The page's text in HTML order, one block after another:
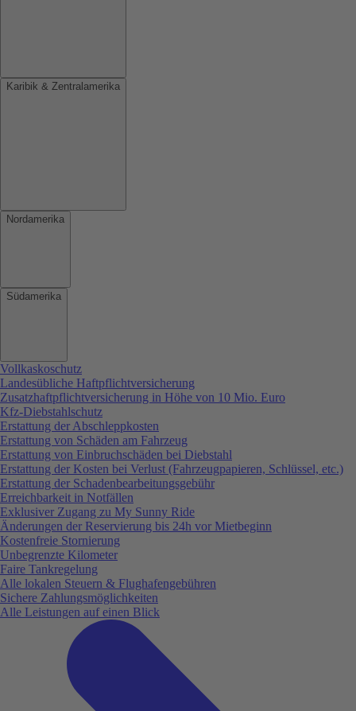
Karibik & Zentralamerika
Nordamerika
Südamerika
Vollkaskoschutz
Landesübliche Haftpflichtversicherung
Zusatzhaftpflichtversicherung in Höhe von 10 Mio. Euro
Kfz-Diebstahlschutz
Erstattung der Abschleppkosten
Erstattung von Schäden am Fahrzeug
Erstattung von Einbruchschäden bei Diebstahl
Erstattung der Kosten bei Verlust (Fahrzeugpapieren, Schlüssel, etc.)
Erstattung der Schadenbearbeitungsgebühr
Erreichbarkeit in Notfällen
Exklusiver Zugang zu My Sunny Ride
Änderungen der Reservierung bis 24h vor Mietbeginn
Kostenfreie Stornierung
Unbegrenzte Kilometer
Faire Tankregelung
Alle lokalen Steuern & Flughafengebühren
Sichere Zahlungsmöglichkeiten
Alle Leistungen auf einen Blick